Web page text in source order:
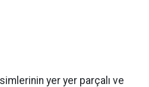
yer yer parçalı ve